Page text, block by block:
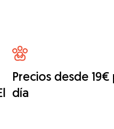
Precios desde 19€
día